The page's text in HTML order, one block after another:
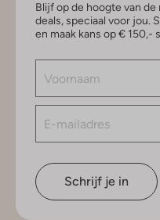
Blijf op de hoogte van
deals, speciaal voor jou.
en maak kans op € 150,-
Schrijf je in